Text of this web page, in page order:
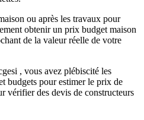
ou après les travaux pour
obtenir un prix budget maison
de la valeur réelle de votre
, vous avez plébiscité les
budgets pour estimer le prix de
vérifier des devis de constructeurs